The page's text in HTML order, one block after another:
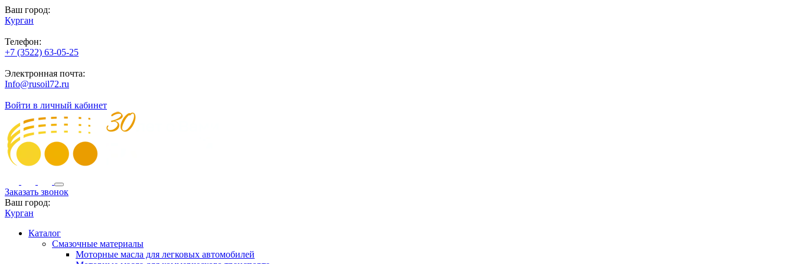
Ваш город:
Курган
Телефон:
+7 (3522) 63-05-25
Электронная почта:
Info@rusoil72.ru
Войти в личный кабинет
Заказать звонок
Ваш город:
Курган
Каталог
Смазочные материалы
Моторные масла для легковых автомобилей